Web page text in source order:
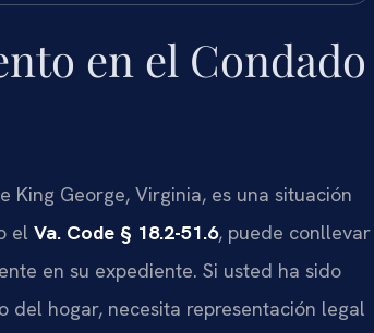
en el Condado
George, Virginia, es una situación
el Va. Code § 18.2-51.6, puede conllevar
en su expediente. Si usted ha sido
hogar, necesita representación legal